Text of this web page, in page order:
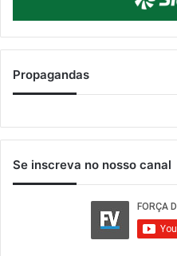
Propagandas
Se inscreva no nosso canal